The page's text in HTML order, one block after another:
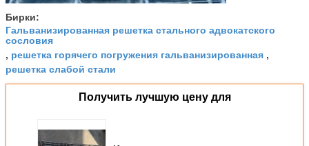
Бирки:
Гальванизированная решетка стального адвокатского
сословия
, решетка горячего погружения гальванизированная ,
решетка слабой стали
Получить лучшую цену для